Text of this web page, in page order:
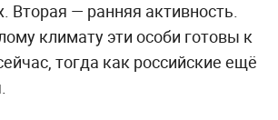
Вторая — ранняя активность.
климату эти особи готовы к
тогда как российские ещё